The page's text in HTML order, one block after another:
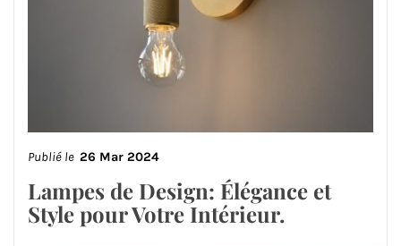
Publié le 26 Mar 2024
Lampes de Design: Élégance et
Style pour Votre Intérieur.